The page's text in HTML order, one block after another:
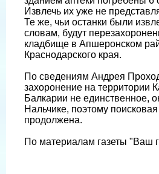
Извлечь их уже не
Те же, чьи останки были
словам, будут
кладбище в Апшеронском
Краснодарского края.
По сведениям Андрея
захоронение на территории
Балкарии не единственное,
Нальчике, поэтому
продолжена.
По материалам газеты "Ваш